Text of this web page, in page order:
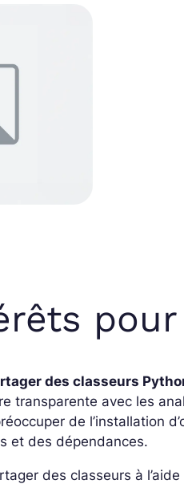
des classeurs
transparente avec les
de l’installation
et des dépendances.
des classeurs à